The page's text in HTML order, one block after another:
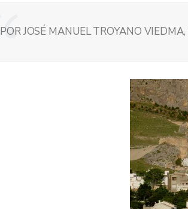
POR JOSÉ MANUEL TROYANO